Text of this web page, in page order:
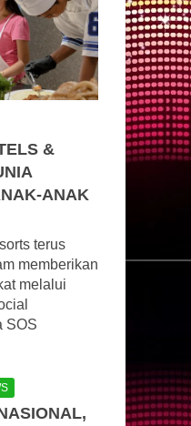
&
ANAK
terus
memberikan
melalui
SOS